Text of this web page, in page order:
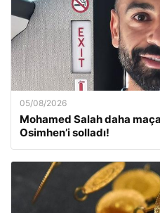
05/08/2026
Mohamed Salah daha
Osimhen’i solladı!